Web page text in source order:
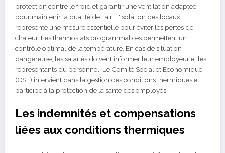
protection contre le froid et garantir une ventilation adaptée
pour maintenir la qualité de l'air. L'isolation des locaux
représente une mesure essentielle pour éviter les pertes de
chaleur. Les thermostats programmables permettent un
contrôle optimal de la température. En cas de situation
dangereuse, les salariés doivent informer leur employeur et les
représentants du personnel. Le Comité Social et Économique
(CSE) intervient dans la gestion des conditions thermiques et
participe à la protection de la santé des employés.
Les indemnités et compensations
liées aux conditions thermiques